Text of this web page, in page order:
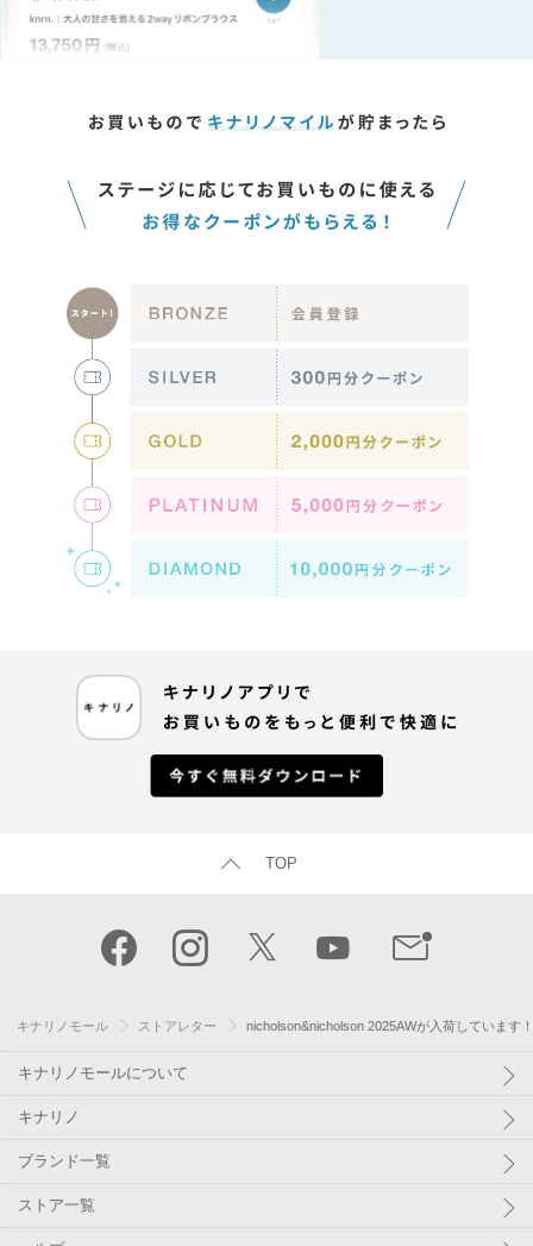
TOP
キナリノモール ストアレター nicholson&nicholson 2025AWが入荷しています！
キナリノモールについて
キナリノ
ブランド一覧
ストア一覧